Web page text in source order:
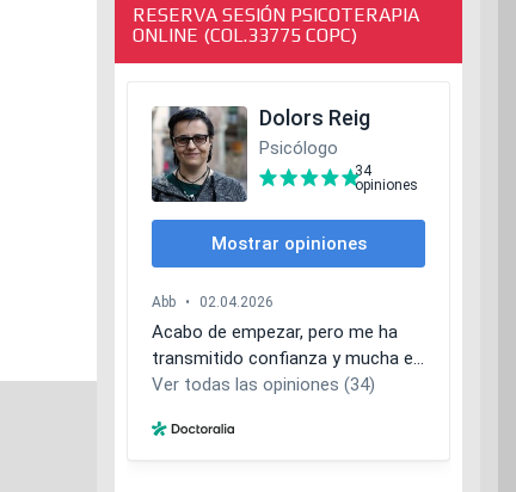
RESERVA SESIÓN PSICOTERAPIA
ONLINE (COL.33775 COPC)